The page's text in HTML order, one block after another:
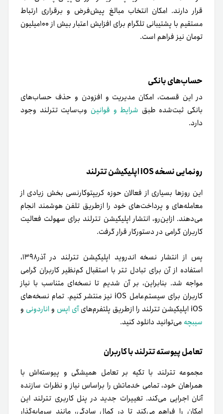
قرار دارند. امکان انتخاب مبالغ پیش‌فرض و برقراری ارتباط
مستقیم با پشتیبانی تلگرام برای افزایش اعتبار بیش از ۱۰۰میلیون
تومان نیز فراهم است.
حساب‌های بانکی
در این قسمت، امکان مدیریت و افزودن و حذف حساب‌های
بانکی ثبت‌شده طبق شرایط و قوانین وب‌سایت تترلند وجود
دارد.
رونمایی نسخه iOS اپلیکیشن تترلند
این روزها بسیاری از فعالان حوزه کریپتوکارنسی بخش زیادی از
معامله‌های و پرداخت‌های خود را ازطریق تلفن هوشمند انجام
می‌دهند. از‌این‌رو، انتشار اپلیکیشن تترلند برای سهولت فعالیت
کاربران گرامی در دستورکار قرار گرفت.
پس از انتشار نسخه اندروید اپلیکیشن تترلند در آذر۱۳۹۸،
استفاده از آن برای تبادل تتر با استقبال کم‌نظیر کاربران گرامی
مواجه شد. بنابراین، بر آن شدیم تا نسخه‌ای متناسب با نیاز
کاربران برای سیستم‌عامل iOS نیز منتشر کنیم. تمام نسخه‌های
iOS اپلیکیشن تترلند را از‌طریق پلتفرم‌های
آی اپس و اناردونی و
سیبچه می‌توانید دانلود کنید.
تعامل پیوسته تترلند با کاربران
مجموعه تترلند با تکیه بر تعامل همیشگی و پیوسته‌اش با
همراهان خود، تمامی خدماتش را براساس نیاز و نظرات سازنده
آنان اجرایی می‌کند. تغییرات جدید در پنل کاربری تترلند این